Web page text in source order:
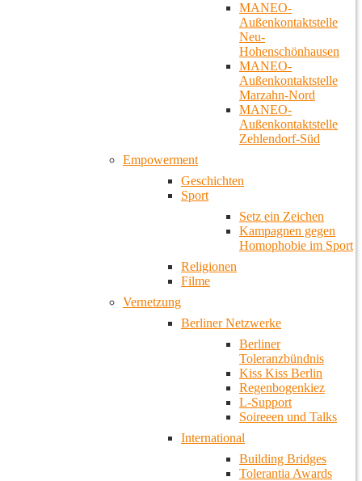
MANEO-
Außenkontaktstelle
Neu-
Hohenschönhausen
MANEO-
Außenkontaktstelle
Marzahn-Nord
MANEO-
Außenkontaktstelle
Zehlendorf-Süd
Empowerment
Geschichten
Sport
Setz ein Zeichen
Kampagnen gegen
Homophobie im Sport
Religionen
Filme
Vernetzung
Berliner Netzwerke
Berliner
Toleranzbündnis
Kiss Kiss Berlin
Regenbogenkiez
L-Support
Soireeen und Talks
International
Building Bridges
Tolerantia Awards